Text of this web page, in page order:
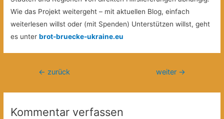
Wie das Projekt weitergeht – mit aktuellen Blog, einfach
weiterlesen willst oder (mit Spenden) Unterstützen willst, geht
es unterbrot-bruecke-ukraine.eu
Beitragsnavigation
← zurück weiter →
Kommentar verfassen